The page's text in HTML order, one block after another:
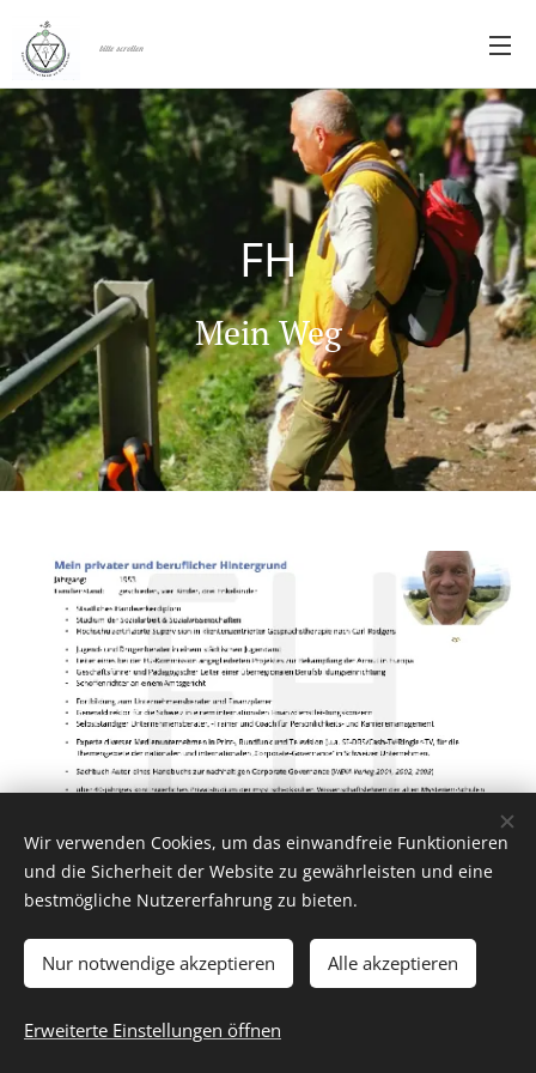
bitte scrollen
FH
Mein Weg
© 2016 Studienverein zeitlose Weisheit der Theosophischen
Unterstützt vonWebnode
Wir verwenden Cookies, um das einwandfreie Funktionieren
und die Sicherheit der Website zu gewährleisten und eine
bestmögliche Nutzererfahrung zu bieten.
Nur notwendige akzeptieren Alle akzeptieren
Erweiterte Einstellungen öffnen